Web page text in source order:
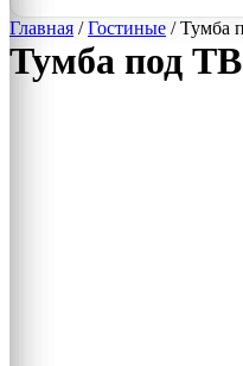
Главная /Гостиные / Тумба
Тумба под